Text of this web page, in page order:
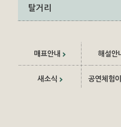
탈거리
매표안내 해설안
새소식 공연체험